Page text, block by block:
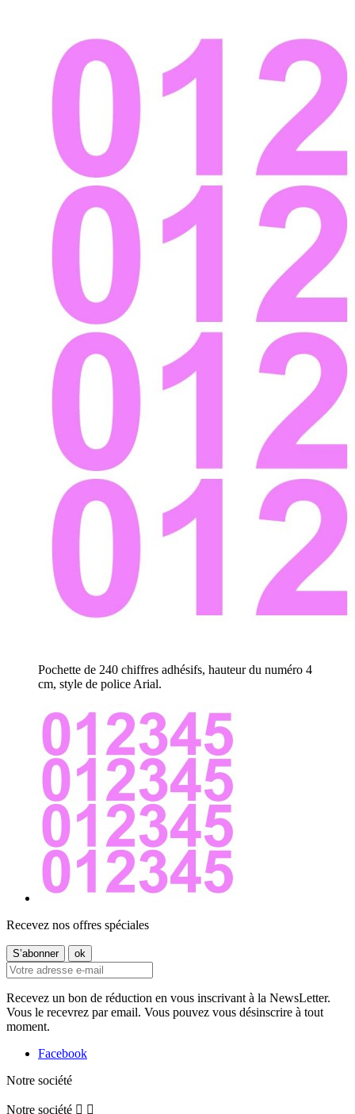
Pochette de 240 chiffres adhésifs, hauteur du numéro 4
cm, style de police Arial.
Recevez nos offres spéciales
Recevez un bon de réduction en vous inscrivant à la NewsLetter.
Vous le recevrez par email. Vous pouvez vous désinscrire à tout
moment.
Facebook
Notre société
Notre société  